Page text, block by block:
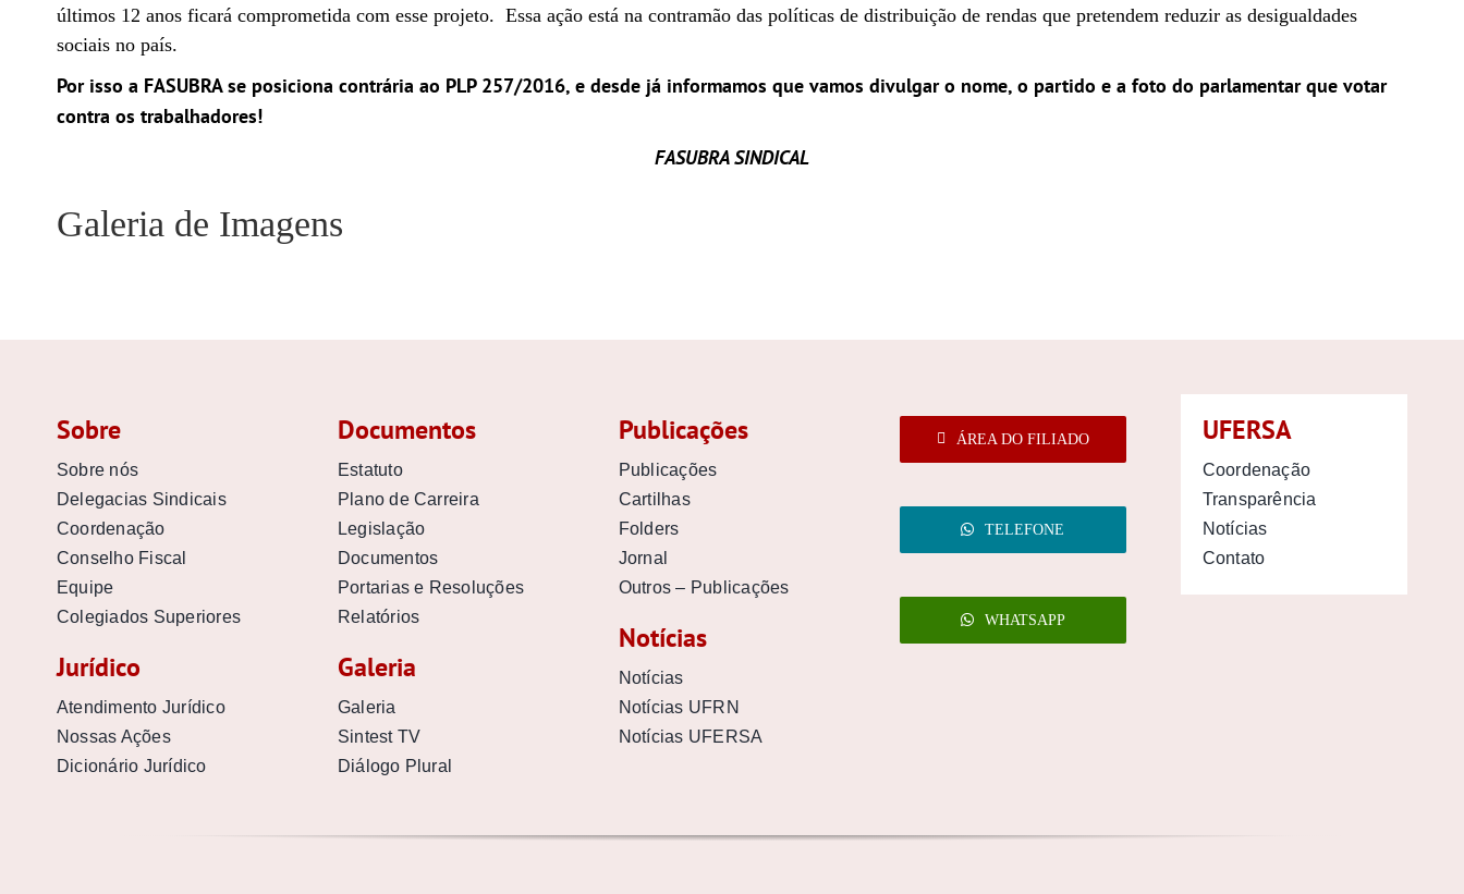
últimos 12 anos ficará comprometida com esse projeto. Essa ação está na contramão das políticas de distribuição de rendas que pretendem reduzir as desigualdades
sociais no país.
Por isso a FASUBRA se posiciona contrária ao PLP 257/2016, e desde já informamos que vamos divulgar o nome, o partido e a foto do parlamentar que votar
contra os trabalhadores!
FASUBRA SINDICAL
Galeria de Imagens
Sobre
Sobre nós
Delegacias Sindicais
Coordenação
Conselho Fiscal
Equipe
Colegiados Superiores
Jurídico
Atendimento Jurídico
Nossas Ações
Dicionário Jurídico
Documentos
Estatuto
Plano de Carreira
Legislação
Documentos
Portarias e Resoluções
Relatórios
Galeria
Galeria
Sintest TV
Diálogo Plural
Publicações
Publicações
Cartilhas
Folders
Jornal
Outros – Publicações
Notícias
Notícias
Notícias UFRN
Notícias UFERSA
ÁREA DO FILIADO
TELEFONE
WHATSAPP
UFERSA
Coordenação
Transparência
Notícias
Contato